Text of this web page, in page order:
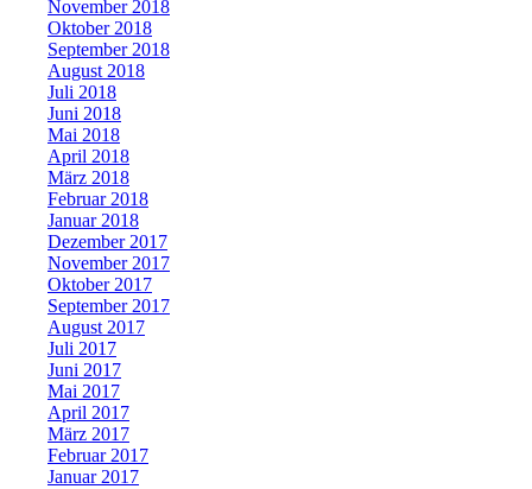
November 2018
Oktober 2018
September 2018
August 2018
Juli 2018
Juni 2018
Mai 2018
April 2018
März 2018
Februar 2018
Januar 2018
Dezember 2017
November 2017
Oktober 2017
September 2017
August 2017
Juli 2017
Juni 2017
Mai 2017
April 2017
März 2017
Februar 2017
Januar 2017